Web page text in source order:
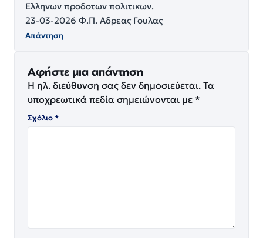
Ελληνων προδοτων πολιτικων.
23-03-2026 Φ.Π. Αδρεας Γουλας
Απάντηση
Αφήστε μια απάντηση
Η ηλ. διεύθυνση σας δεν δημοσιεύεται. Τα
υποχρεωτικά πεδία σημειώνονται με *
Σχόλιο*